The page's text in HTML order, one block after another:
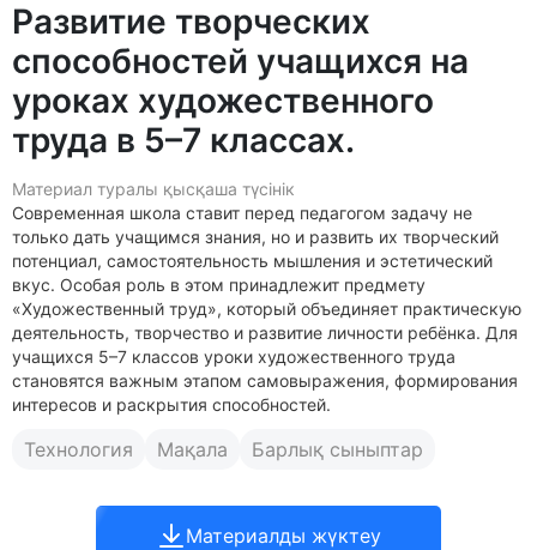
Развитие творческих
способностей учащихся на
уроках художественного
труда в 5–7 классах.
Материал туралы қысқаша түсінік
Современная школа ставит перед педагогом задачу не
только дать учащимся знания, но и развить их творческий
потенциал, самостоятельность мышления и эстетический
вкус. Особая роль в этом принадлежит предмету
«Художественный труд», который объединяет практическую
деятельность, творчество и развитие личности ребёнка. Для
учащихся 5–7 классов уроки художественного труда
становятся важным этапом самовыражения, формирования
интересов и раскрытия способностей.
Технология Мақала Барлық сыныптар
Материалды жүктеу